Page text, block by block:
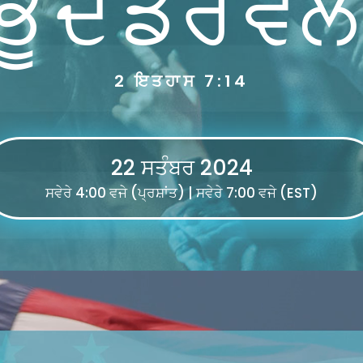
2 ਇਤਹਾਸ 7:14
22 ਸਤੰਬਰ 2024
ਸਵੇਰੇ 4:00 ਵਜੇ (ਪ੍ਰਸ਼ਾਂਤ) | ਸਵੇਰੇ 7:00 ਵਜੇ (EST)